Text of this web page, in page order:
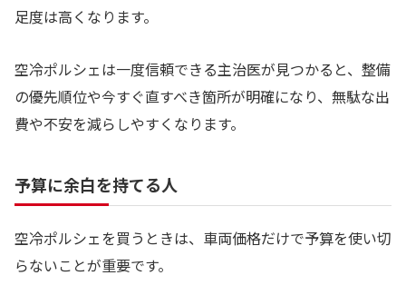
足度は高くなります。
空冷ポルシェは一度信頼できる主治医が見つかると、整備
の優先順位や今すぐ直すべき箇所が明確になり、無駄な出
費や不安を減らしやすくなります。
予算に余白を持てる人
空冷ポルシェを買うときは、車両価格だけで予算を使い切
らないことが重要です。